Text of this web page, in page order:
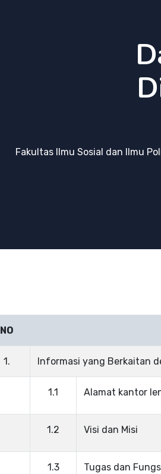
Fakultas Ilmu Sosial dan Ilmu
NO
1. Informasi yang Berkaitan
1.1 Alamat kantor
1.2 Visi dan Misi
1.3 Tugas dan